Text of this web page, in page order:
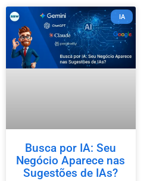
IA
Busca por IA: Seu
Negócio Aparece nas
Sugestões de IAs?